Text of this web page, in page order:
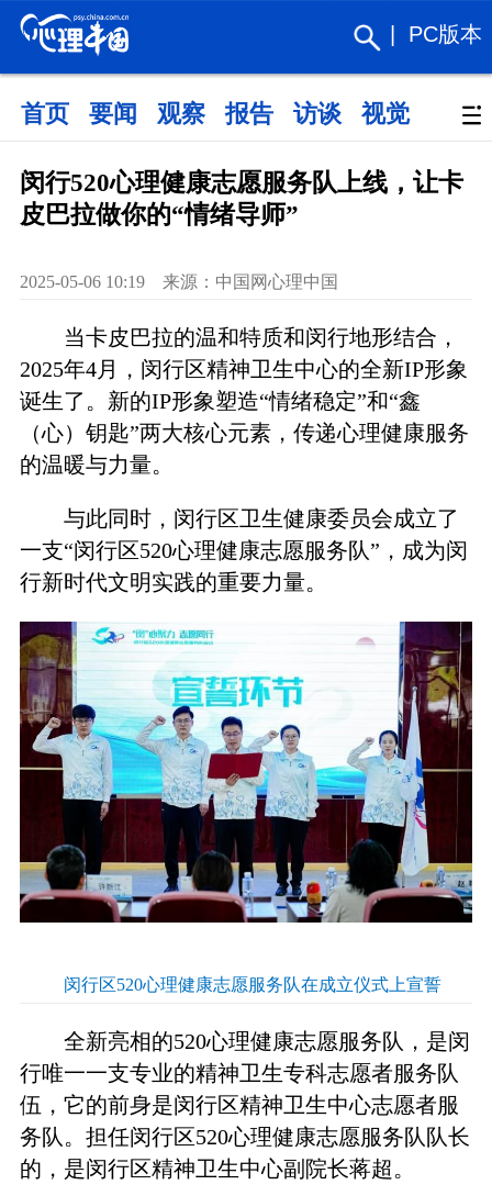
PC版本
首页 要闻 观察 报告 访谈 视觉 政策
闵行520心理健康志愿服务队上线，让卡
皮巴拉做你的“情绪导师”
2025-05-06 10:19 来源：中国网心理中国
当卡皮巴拉的温和特质和闵行地形结合，
2025年4月，闵行区精神卫生中心的全新IP形象
诞生了。新的IP形象塑造“情绪稳定”和“鑫
（心）钥匙”两大核心元素，传递心理健康服务
的温暖与力量。
与此同时，闵行区卫生健康委员会成立了
一支“闵行区520心理健康志愿服务队”，成为闵
行新时代文明实践的重要力量。
闵行区520心理健康志愿服务队在成立仪式上宣誓
全新亮相的520心理健康志愿服务队，是闵
行唯一一支专业的精神卫生专科志愿者服务队
伍，它的前身是闵行区精神卫生中心志愿者服
务队。担任闵行区520心理健康志愿服务队队长
的，是闵行区精神卫生中心副院长蒋超。